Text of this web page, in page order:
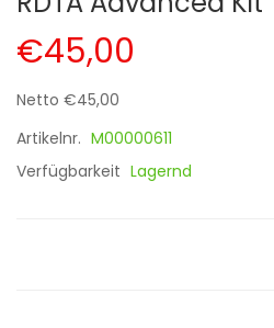
€45,00
Netto €45,00
Artikelnr. M00000611
Verfügbarkeit Lagernd